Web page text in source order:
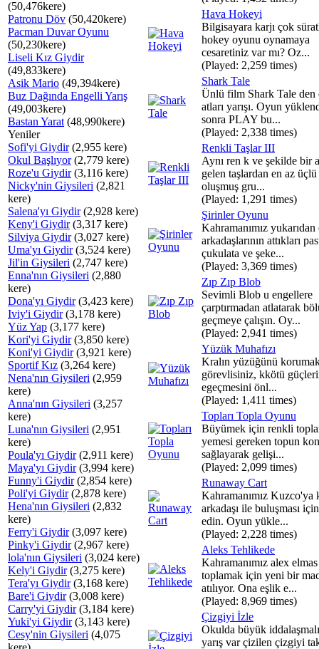
(50,476kere)
Patronu Döv (50,420kere)
Pacman Duvar Oyunu
(50,230kere)
Liseli Kız Giydir
(49,833kere)
Asik Mario (49,394kere)
Buz Dağında Engelli Yarış
(49,003kere)
Bastan Yarat (48,990kere)
Yeniler
Sofi'yi Giydir(2,955 kere)
Okul Başlıyor(2,779 kere)
Roze'u Giydir(3,116 kere)
Nicky'nin Giysileri (2,821
kere)
Salena'yı Giydir(2,928 kere)
Keny'i Giydir(3,317 kere)
Silviya Giydir(3,027 kere)
Uma'yı Giydir(3,524 kere)
Jil'in Giysileri (2,747 kere)
Enna'nın Giysileri (2,880
kere)
Dona'yı Giydir(3,423 kere)
Iviy'i Giydir(3,178 kere)
Yüz Yap (3,177 kere)
Kori'yi Giydir(3,850 kere)
Koni'yi Giydir(3,921 kere)
Sportif Kız (3,264 kere)
Nena'nın Giysileri (2,959
kere)
Anna'nın Giysileri (3,257
kere)
Luna'nın Giysileri (2,951
kere)
Poula'yı Giydir(2,911 kere)
Maya'yı Giydir(3,994 kere)
Funny'i Giydir(2,854 kere)
Poli'yi Giydir(2,878 kere)
Hena'nın Giysileri (2,832
kere)
Ferry'i Giydir(3,097 kere)
Pinky'i Giydir(2,967 kere)
lola'nın Giysileri (3,024 kere)
Kely'i Giydir(3,275 kere)
Tera'yı Giydir(3,168 kere)
Bare'i Giydir(3,008 kere)
Carry'yi Giydir(3,184 kere)
Yuki'yi Giydir(3,143 kere)
Cesy'nin Giysileri (4,075
Hava Hokeyi
Bilgisayara karjı çok
hokey oyunu oynamaya
cesaretiniz var mı? Oz...
(Played: 2,259 times)
Shark Tale
Ünlü film Shark Tale den
atları yarışı. Oyun
sonra PLAY bu...
(Played: 2,338 times)
Renkli Taşlar III
Aynı ren k ve şekilde bir
gelen taşlardan en az
oluşmuş gru...
(Played: 1,291 times)
Şirinler Oyunu
Kahramanımız
arkadaşlarının attıkları
çukulata ve şeke...
(Played: 3,369 times)
Zıp Zıp Blob
Sevimli Blob u engellere
çarptırmadan atlatarak
geçmeye çalışın. Oy...
(Played: 2,941 times)
Yüzük Muhafızı
Kralın yüzüğünü
görevlisiniz, kkötü
egeçmesini önl...
(Played: 1,411 times)
Topları Topla Oyunu
Büyümek için renkli
yemesi gereken topun
sağlayarak gelişi...
(Played: 2,099 times)
Runaway Cart
Kahramanımız Kuzco'ya
arkadaşı ile buluşması
edin. Oyun yükle...
(Played: 2,228 times)
Aleks Tehlikede
Kahramanımız alex elmas
toplamak için yeni bir
atılıyor. Ona eşlik e...
(Played: 8,969 times)
Çizgiyi İzle
Okulda büyük
yarış var çizilen çizgiyi